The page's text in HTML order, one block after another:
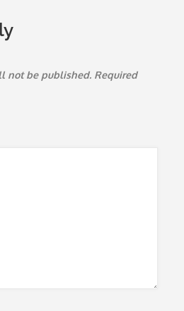
not be published. Required